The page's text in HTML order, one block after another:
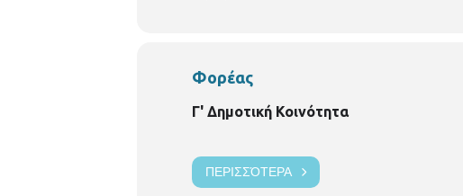
Φορέας
Γ' Δημοτική Κοινότητα
ΠΕΡΙΣΣΌΤΕΡΑ